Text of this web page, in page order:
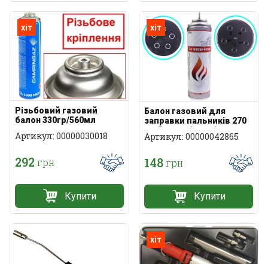
хіт
Різьбовий газовий
балон 330гр/560мл
Артикул: 00000030018
292 грн
Купити
хіт
Балон газовий для
заправки пальників 270
мл 5 перехідників
Артикул: 00000042865
148грн
Купити
хіт